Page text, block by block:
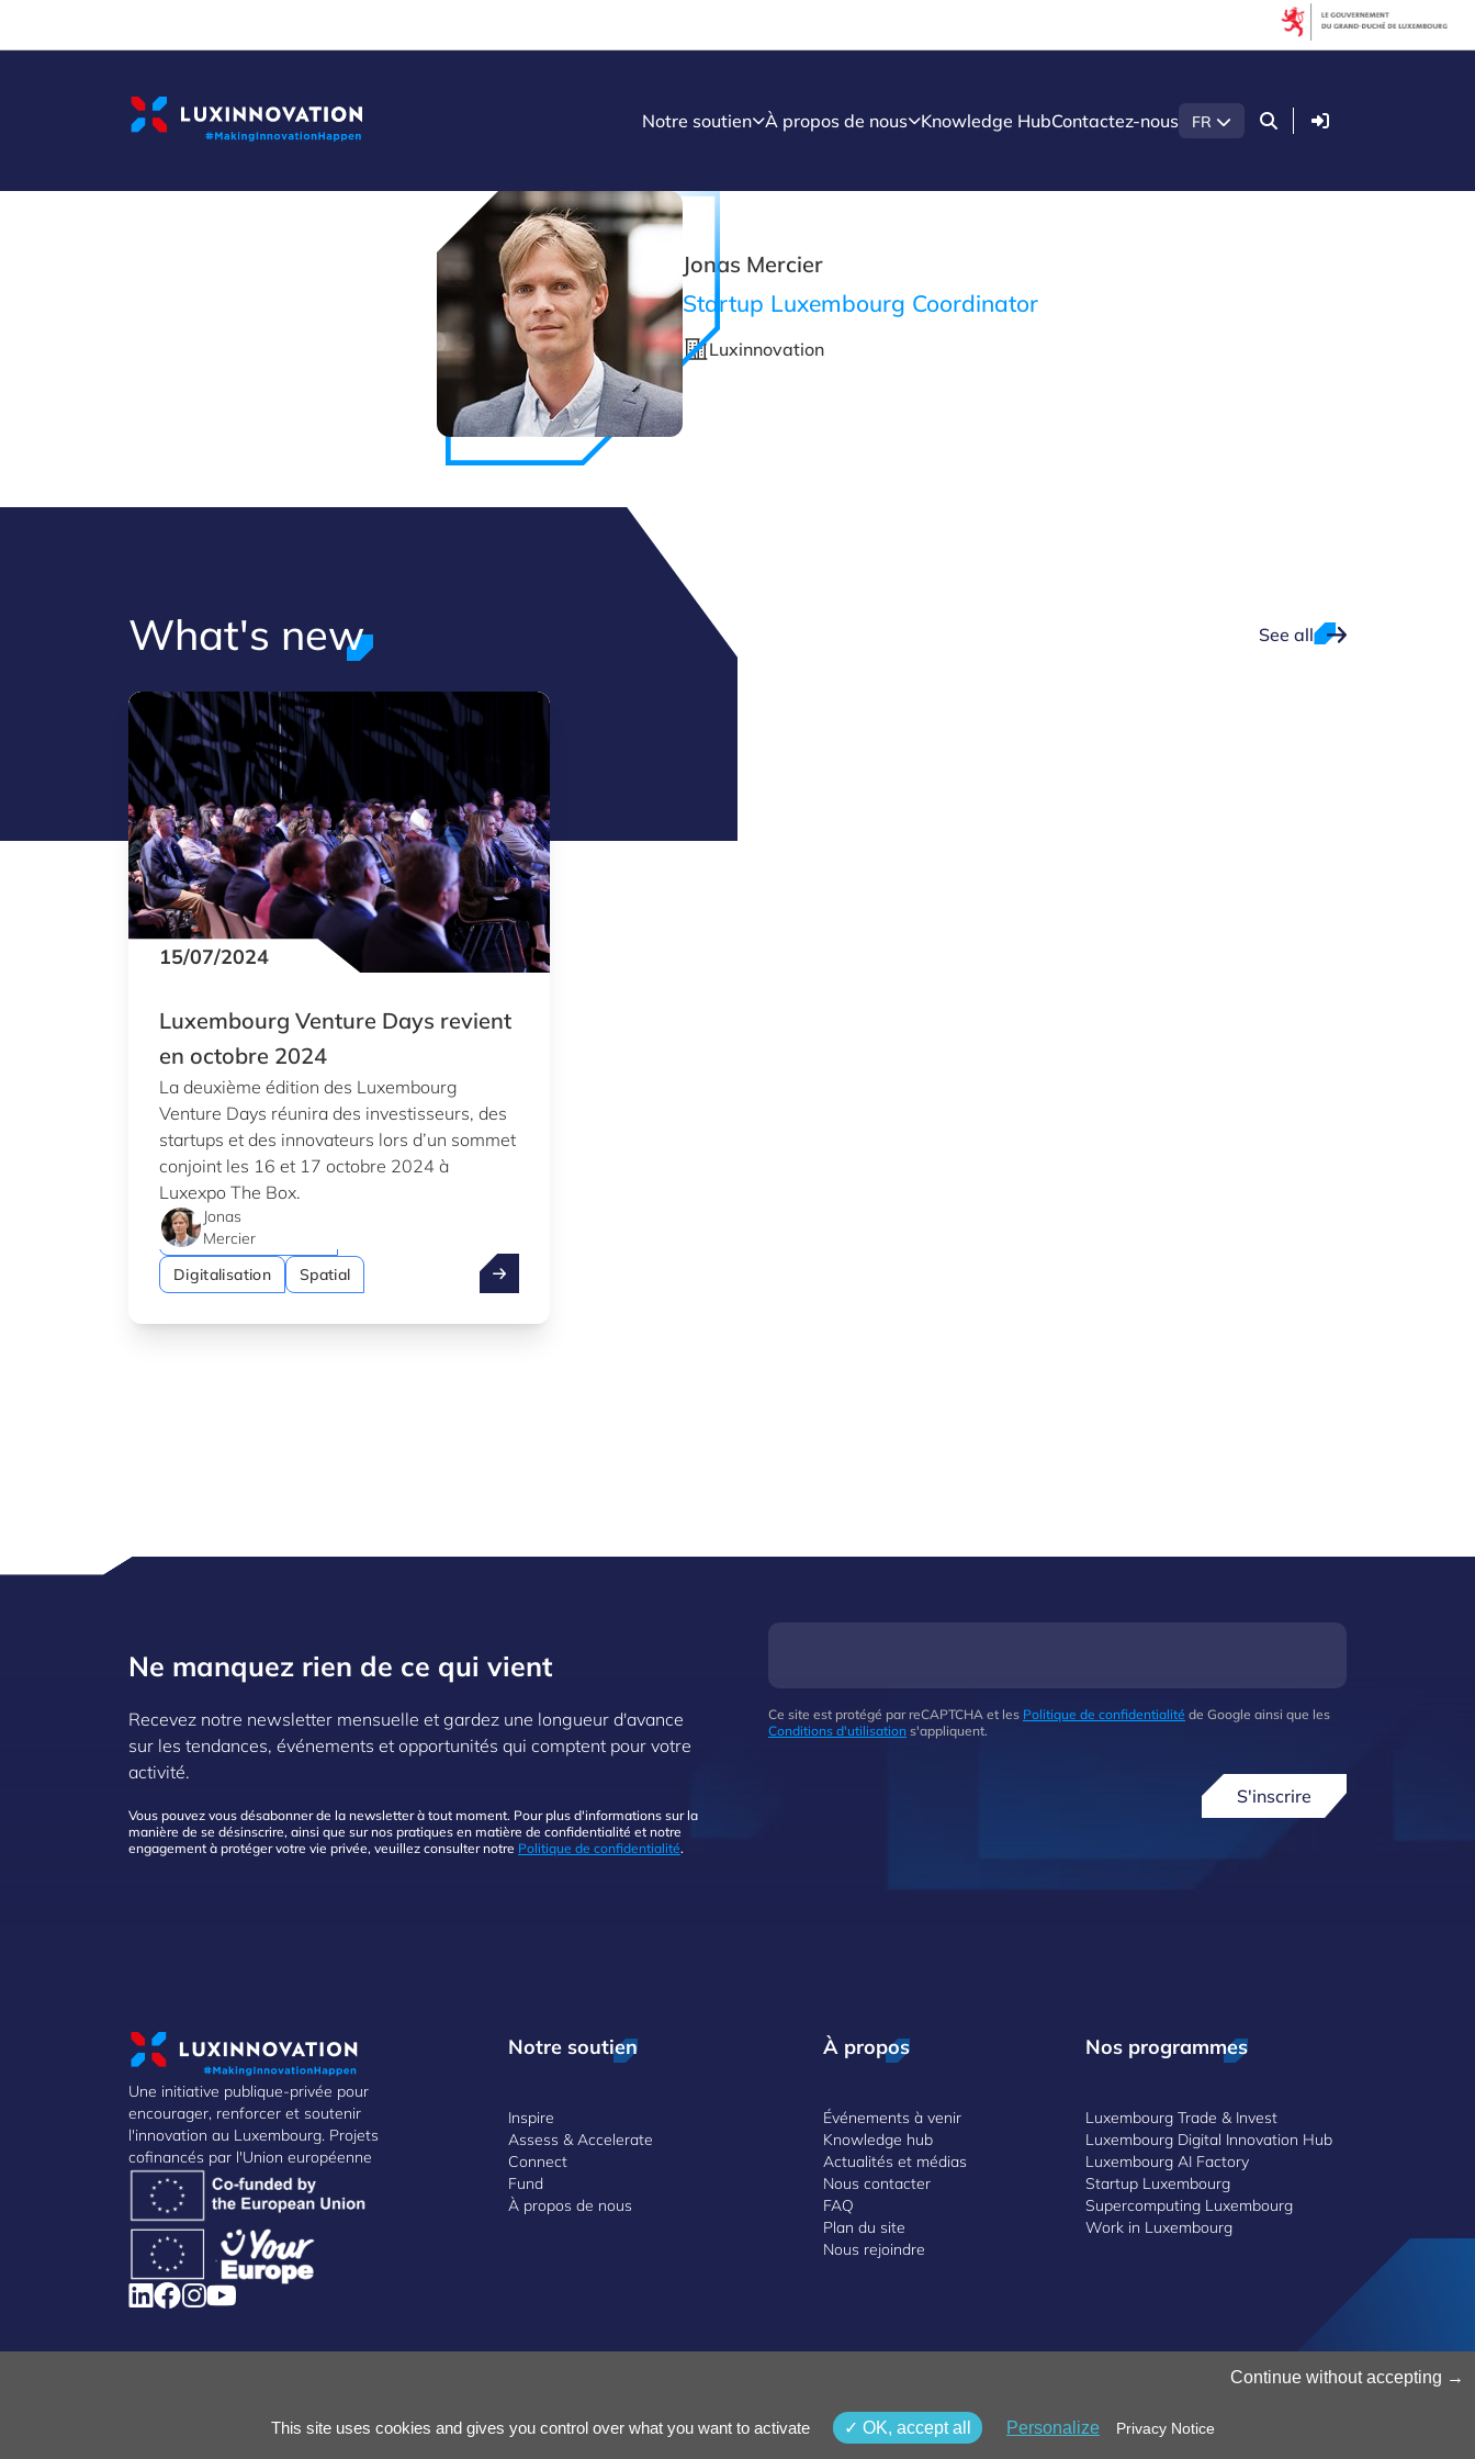
Notre soutien À propos de nous Knowledge HubContactez-nous FR Connexion
Jonas Mercier
Startup Luxembourg Coordinator
Luxinnovation
What's new See all
15/07/2024
Luxembourg Venture Days revient
en octobre 2024
La deuxième édition des Luxembourg
Venture Days réunira des investisseurs, des
startups et des innovateurs lors d’un sommet
conjoint les 16 et 17 octobre 2024 à
Luxexpo The Box.
Jonas
Mercier
Digitalisation
Spatial
Startups & Scaleups
Luxembourg Venture Days revient en octobre 2024
Ne manquez rien de ce qui vient
Recevez notre newsletter mensuelle et gardez une longueur d'avance
sur les tendances, événements et opportunités qui comptent pour votre
activité.
Vous pouvez vous désabonner de la newsletter à tout moment. Pour plus d'informations sur la
manière de se désinscrire, ainsi que sur nos pratiques en matière de confidentialité et notre
engagement à protéger votre vie privée, veuillez consulter notre Politique de confidentialité.
Ce site est protégé par reCAPTCHA et les Politique de confidentialité de Google ainsi que les
Conditions d'utilisation s'appliquent.
S'inscrire
Une initiative publique-privée pour
encourager, renforcer et soutenir
l'innovation au Luxembourg. Projets
cofinancés par l'Union européenne
Notre soutien
Inspire
Assess & Accelerate
Connect
Fund
À propos de nous
À propos
Événements à venir
Knowledge hub
Actualités et médias
Nous contacter
FAQ
Plan du site
Nous rejoindre
Nos programmes
Luxembourg Trade & Invest
Luxembourg Digital Innovation Hub
Luxembourg AI Factory
Startup Luxembourg
Supercomputing Luxembourg
Work in Luxembourg
©2025 Luxinnovation GIE
Continue without accepting
This site uses cookies and gives you control over what you want to activate OK, accept all Personalize Privacy Notice